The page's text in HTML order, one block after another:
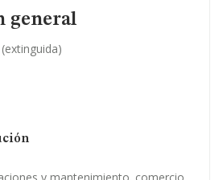
general
y registral complementaria.